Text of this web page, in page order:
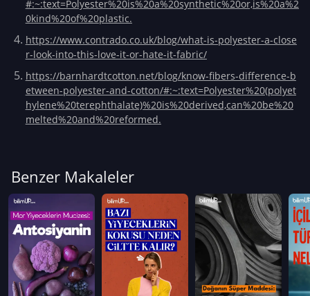
#:~:text=Polyester%20is%20a%20synthetic%20or,is%20a%2
0kind%20of%20plastic.
https://www.contrado.co.uk/blog/what-is-polyester-a-close
r-look-into-this-love-it-or-hate-it-fabric/
https://barnhardtcotton.net/blog/know-fibers-difference-b
etween-polyester-and-cotton/#:~:text=Polyester%20(polyet
hylene%20terephthalate)%20is%20derived,can%20be%20
melted%20and%20reformed.
Benzer Makaleler